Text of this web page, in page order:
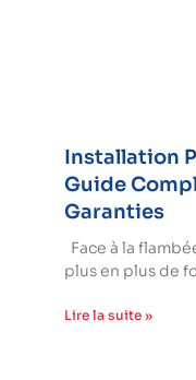
Installation
Guide
Garanties
Face à la
plus en plus de
Lire la suite »